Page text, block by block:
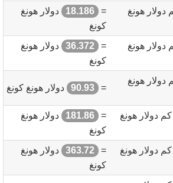
هونغ
=
18.186
دولار هونغ
كونغ
هونغ
=
36.372
دولار هونغ
كونغ
هونغ
=
90.93 دولار هونغ كونغ
دولار هونغ
=
181.86
دولار هونغ
كونغ
دولار هونغ
=
363.72
دولار هونغ
كونغ